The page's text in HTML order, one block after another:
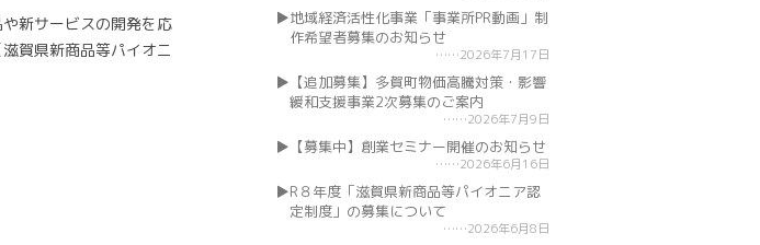
新サービスの開発を応
賀県新商品等パイオニ
地域経済活性化事業「事業所PR動画」制
作希望者募集のお知らせ
2026年7月17日
【追加募集】多賀町物価高騰対策・影響
緩和支援事業2次募集のご案内
2026年7月9日
【募集中】創業セミナー開催のお知らせ
2026年6月16日
R８年度「滋賀県新商品等パイオニア認
定制度」の募集について
2026年6月8日